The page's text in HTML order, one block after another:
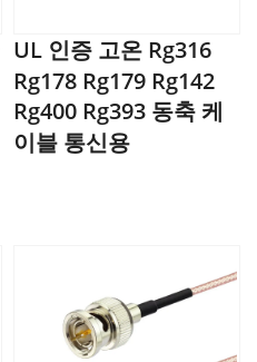
UL 인증 고온 Rg316
Rg178 Rg179 Rg142
Rg400 Rg393 동축 케
이블 통신용